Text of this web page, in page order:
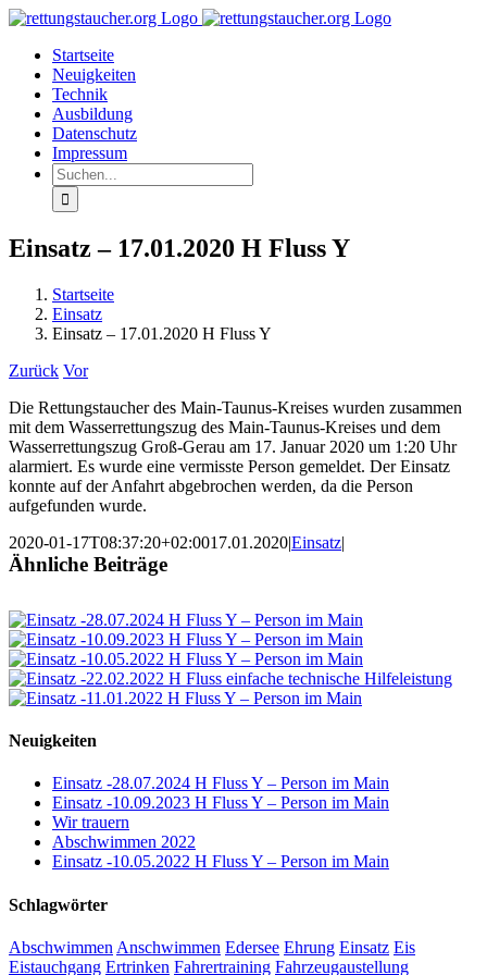
Zum
springenStartseite
Neuigkeiten
Technik
Ausbildung
Datenschutz
Impressum
Suche
nach:
Einsatz – 17.01.2020 H Fluss Y
Startseite
Einsatz
Einsatz – 17.01.2020 H Fluss Y
Zurück Vor
Die Rettungstaucher des Main-Taunus-Kreises wurden zusammen
mit dem Wasserrettungszug des Main-Taunus-Kreises und dem
Wasserrettungszug Groß-Gerau am 17. Januar 2020 um 1:20 Uhr
alarmiert. Es wurde eine vermisste Person gemeldet. Der Einsatz
konnte auf der Anfahrt abgebrochen werden, da die Person
aufgefunden wurde.
2020-01-17T08:37:20+02:0017.01.2020|Einsatz|
Ähnliche Beiträge
Neuigkeiten
Einsatz -28.07.2024 H Fluss Y – Person im Main
Einsatz -10.09.2023 H Fluss Y – Person im Main
Wir trauern
Abschwimmen 2022
Einsatz -10.05.2022 H Fluss Y – Person im Main
Schlagwörter
Abschwimmen Anschwimmen Edersee Ehrung Einsatz Eis
Eistauchgang Ertrinken Fahrertraining Fahrzeugaustellung